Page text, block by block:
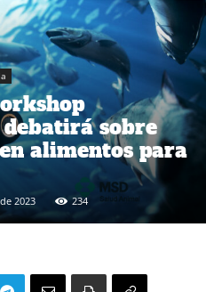
debatirá sobre
alimentos para
2023 234